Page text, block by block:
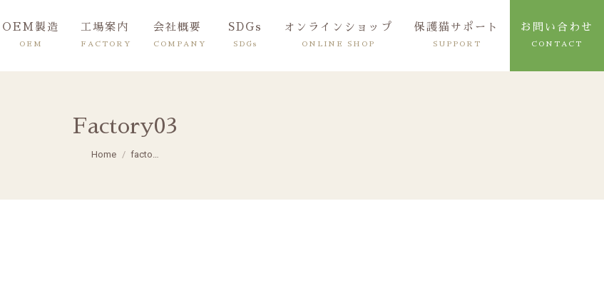
OEM製造
OEM
工場案内
FACTORY
会社概要
COMPANY
SDGs
SDGs
オンラインショップ
ONLINE SHOP
保護猫サポート
SUPPORT
お問い合わせ
CONTACT
Factory03
You are here:
Home facto…